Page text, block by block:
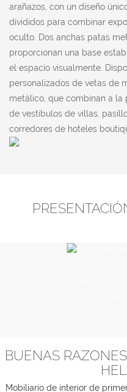
arañazos, con un diseño
divididos para combinar
oculto. Dos anchas patas
proporcionan una base
el espacio visualmente.
personalizados de vetas de
metálico, que combinan a
de vestíbulos de villas,
corredores de hoteles
BUENAS
Mobiliario de interior de